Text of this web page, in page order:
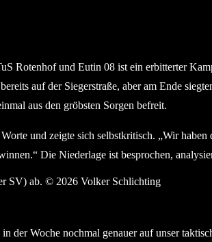
Rotenhof und Eutin 08 ist ein erbitterter
auf der Siegerstraße, aber am Ende
aus den gröbsten Sorgen befreit.
und zeigte sich selbstkritisch. „Wir
Die Niederlage ist besprochen,
Woche nochmal genauer auf unser